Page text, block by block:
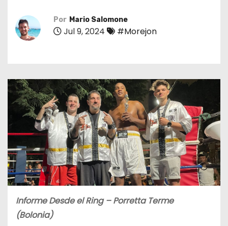
Por Mario Salomone
Jul 9, 2024 #Morejon
Informe Desde el Ring – Porretta Terme
(Bolonia)